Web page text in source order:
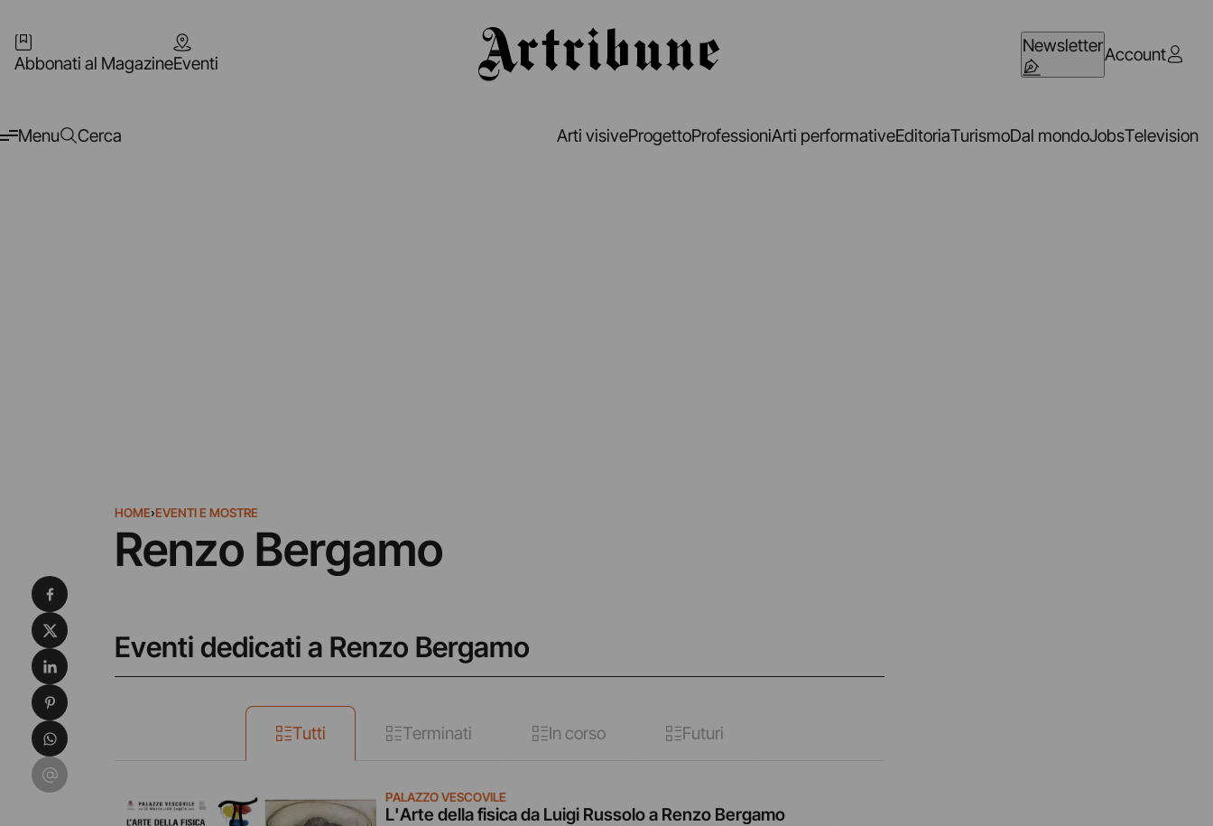
Abbonati al MagazineEventi
NewsletterAccount
Menu Cerca Arti visiveProgettoProfessioniArti performativeEditoriaTurismoDal mondoJobsTelevision
HOME›EVENTI E MOSTRE
Renzo Bergamo
Eventi dedicati a Renzo Bergamo
Tutti Terminati In corso Futuri
PALAZZO VESCOVILE
L'Arte della fisica da Luigi Russolo a Renzo Bergamo
Condividi su Facebook
Condividi su X
Condividi su LinkedIn
Condividi su Pinterest
Condividi su WhatsApp
Condividi su Email